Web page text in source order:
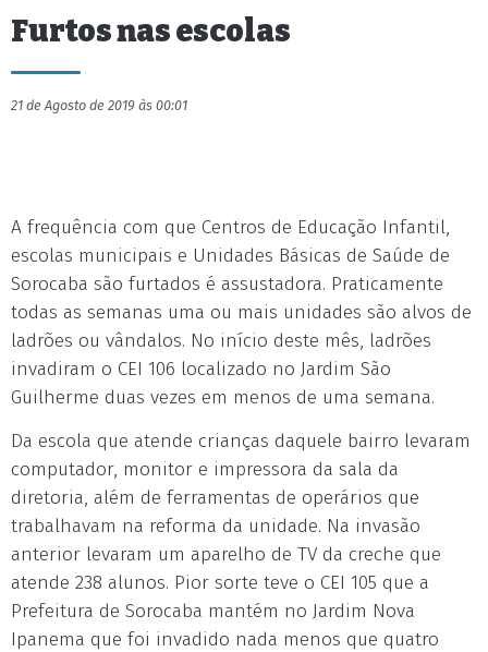
Furtos nas escolas
21 de Agosto de 2019 às 00:01
A frequência com que Centros de Educação Infantil,
escolas municipais e Unidades Básicas de Saúde de
Sorocaba são furtados é assustadora. Praticamente
todas as semanas uma ou mais unidades são alvos de
ladrões ou vândalos. No início deste mês, ladrões
invadiram o CEI 106 localizado no Jardim São
Guilherme duas vezes em menos de uma semana.
Da escola que atende crianças daquele bairro levaram
computador, monitor e impressora da sala da
diretoria, além de ferramentas de operários que
trabalhavam na reforma da unidade. Na invasão
anterior levaram um aparelho de TV da creche que
atende 238 alunos. Pior sorte teve o CEI 105 que a
Prefeitura de Sorocaba mantém no Jardim Nova
Ipanema que foi invadido nada menos que quatro